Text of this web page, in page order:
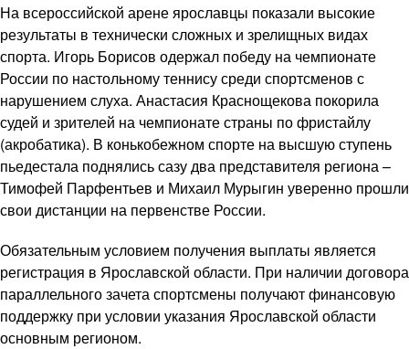
На всероссийской арене ярославцы показали высокие
результаты в технически сложных и зрелищных видах
спорта. Игорь Борисов одержал победу на чемпионате
России по настольному теннису среди спортсменов с
нарушением слуха. Анастасия Краснощекова покорила
судей и зрителей на чемпионате страны по фристайлу
(акробатика). В конькобежном спорте на высшую ступень
пьедестала поднялись сазу два представителя региона –
Тимофей Парфентьев и Михаил Мурыгин уверенно прошли
свои дистанции на первенстве России.
Обязательным условием получения выплаты является
регистрация в Ярославской области. При наличии договора
параллельного зачета спортсмены получают финансовую
поддержку при условии указания Ярославской области
основным регионом.